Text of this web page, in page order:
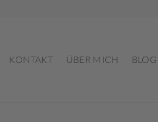
KONTAKT ÜBER MICH BLOG